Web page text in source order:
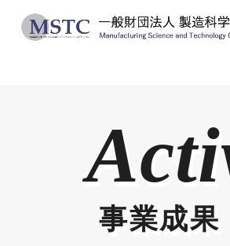
事業成果